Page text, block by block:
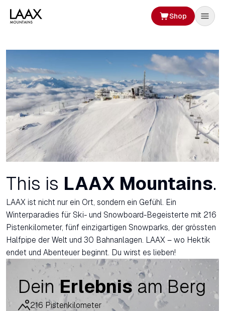
Shop
This is LAAX Mountains.
LAAX ist nicht nur ein Ort, sondern ein Gefühl. Ein
Winterparadies für Ski- und Snowboard-Begeisterte mit 216
Pistenkilometer, fünf einzigartigen Snowparks, der grössten
Halfpipe der Welt und 30 Bahnanlagen. LAAX – wo Hektik
endet und Abenteuer beginnt. Du wirst es lieben!
DeinErlebnis am Berg
216 Pistenkilometer